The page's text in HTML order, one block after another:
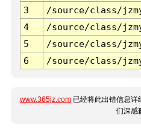
3 /source/class/
4
/source/class/
5
/source/class/
6
/source/class/
www.365jz.com 已经将此出错信息详
们深感